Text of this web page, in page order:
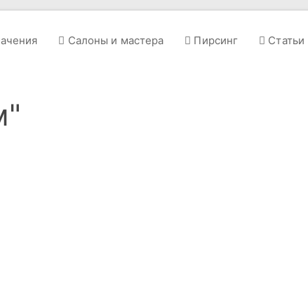
Салоны и мастера Пирсинг Статьи